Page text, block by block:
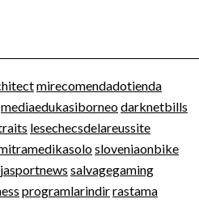
mirecomendadotienda
mediaedukasiborneodarknetbills
lesechecsdelareussite
sloveniaonbike
salvagegaming
programlarindirrastama